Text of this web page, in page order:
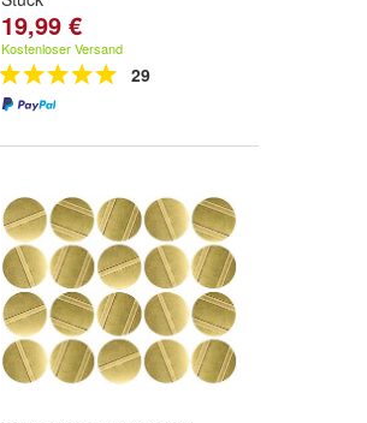
19,99 €
Kostenloser Versand
29